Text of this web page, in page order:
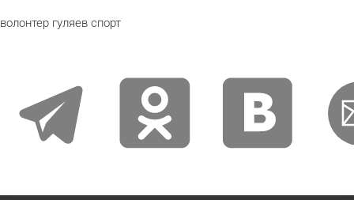
волонтер гуляев спорт
odnoklassniki vkontakte